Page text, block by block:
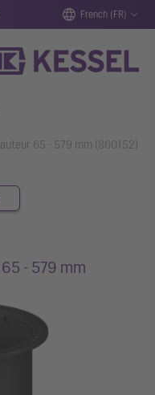
French (FR)
65 - 579 mm (860152)
- 579 mm